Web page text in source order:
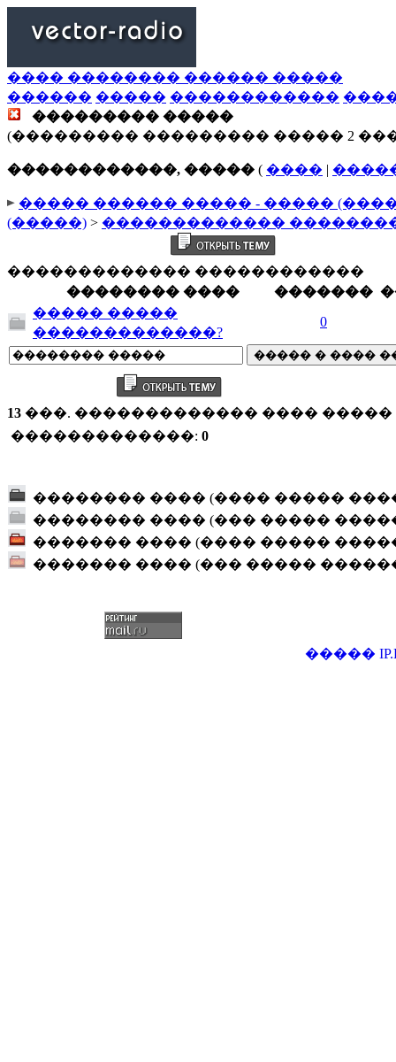
���� �������� ������ �����
������ ����� ������������
��������� �����
(��������� ��������� ����� 2
������������, ����� ( ���� |
����� ������ ����� - �����
(�����) > �������������
������������� ������������
�������� ����
�������
����� �����
�������������?
0
13 ���. ������������� ���� �����
�������������: 0
�������� ���� (���� �����
�������� ���� (��� �����
������� ���� (���� �����
������� ���� (��� �����
�����